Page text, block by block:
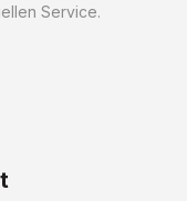
Service.